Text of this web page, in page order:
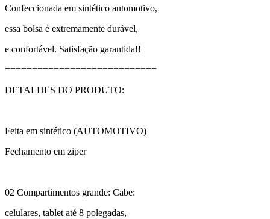
Confeccionada em sintético automotivo,
essa bolsa é extremamente durável,
e confortável. Satisfação garantida!!
============================
DETALHES DO PRODUTO:
Feita em sintético (AUTOMOTIVO)
Fechamento em ziper
02 Compartimentos grande: Cabe:
celulares, tablet até 8 polegadas,